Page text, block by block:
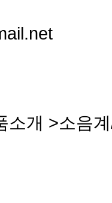
소개 >소음